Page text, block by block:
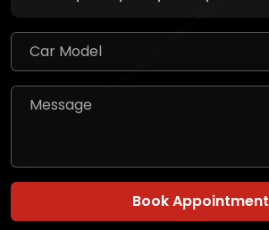
Book Appointment